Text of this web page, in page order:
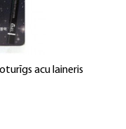
acu laineris